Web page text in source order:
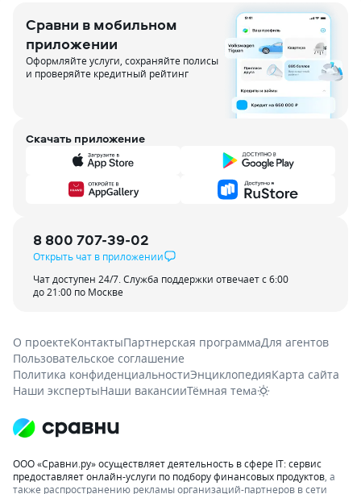
Сравни в мобильном
приложении
Оформляйте услуги, сохраняйте полисы
и проверяйте кредитный рейтинг
Скачать приложение
8 800 707-39-02
Открыть чат в приложении
Чат доступен 24/7. Служба поддержки отвечает с 6:00
до 21:00 по Москве
О проектеКонтактыПартнерская программаДля агентов
Пользовательское соглашение
Политика конфиденциальностиЭнциклопедияКарта сайта
Наши экспертыНаши вакансииТёмная тема
ООО «Сравни.ру» осуществляет деятельность в сфере IT: сервис
предоставляет онлайн-услуги по подбору финансовых продуктов , а
также распространению рекламы организаций-партнеров в сети